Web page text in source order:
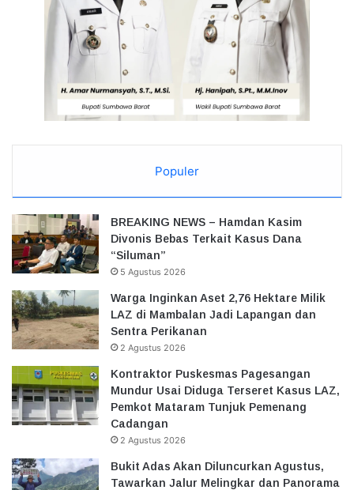
Populer
BREAKING NEWS – Hamdan Kasim
Divonis Bebas Terkait Kasus Dana
“Siluman”
5 Agustus 2026
Warga Inginkan Aset 2,76 Hektare Milik
LAZ di Mambalan Jadi Lapangan dan
Sentra Perikanan
2 Agustus 2026
Kontraktor Puskesmas Pagesangan
Mundur Usai Diduga Terseret Kasus LAZ,
Pemkot Mataram Tunjuk Pemenang
Cadangan
2 Agustus 2026
Bukit Adas Akan Diluncurkan Agustus,
Tawarkan Jalur Melingkar dan Panorama